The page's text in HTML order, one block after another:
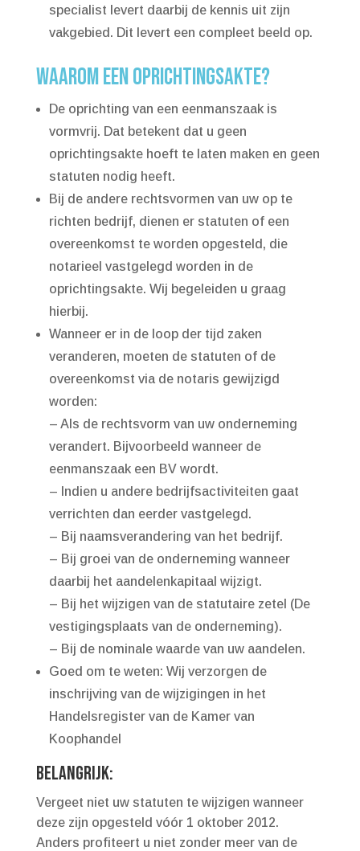
specialist levert daarbij de kennis uit zijn
vakgebied. Dit levert een compleet beeld op.
Waarom een oprichtingsakte?
De oprichting van een eenmanszaak is
vormvrij. Dat betekent dat u geen
oprichtingsakte hoeft te laten maken en geen
statuten nodig heeft.
Bij de andere rechtsvormen van uw op te
richten bedrijf, dienen er statuten of een
overeenkomst te worden opgesteld, die
notarieel vastgelegd worden in de
oprichtingsakte. Wij begeleiden u graag
hierbij.
Wanneer er in de loop der tijd zaken
veranderen, moeten de statuten of de
overeenkomst via de notaris gewijzigd
worden:
– Als de rechtsvorm van uw onderneming
verandert. Bijvoorbeeld wanneer de
eenmanszaak een BV wordt.
– Indien u andere bedrijfsactiviteiten gaat
verrichten dan eerder vastgelegd.
– Bij naamsverandering van het bedrijf.
– Bij groei van de onderneming wanneer
daarbij het aandelenkapitaal wijzigt.
– Bij het wijzigen van de statutaire zetel (De
vestigingsplaats van de onderneming).
– Bij de nominale waarde van uw aandelen.
Goed om te weten: Wij verzorgen de
inschrijving van de wijzigingen in het
Handelsregister van de Kamer van
Koophandel
Belangrijk:
Vergeet niet uw statuten te wijzigen wanneer
deze zijn opgesteld vóór 1 oktober 2012.
Anders profiteert u niet zonder meer van de